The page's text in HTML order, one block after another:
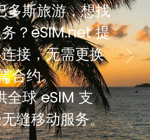
多斯旅游，想找
？eSIM.net 提
接，无需更换
合约。
全球 eSIM 支
缝移动服务。
多斯旅游，想找
？eSIM.net 提
接，无需更换
合约。
全球 eSIM 支
缝移动服务。
Next